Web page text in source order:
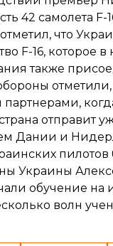
42 самолета
что
F-16, которое
также
отметили,
отправит
Дании и
пилотов
Украины
обучение на
волн